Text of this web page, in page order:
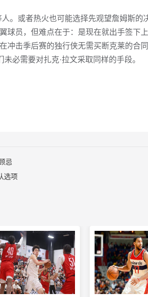
。或者热火也可能选择先观望詹姆斯的
球员，但难点在于：是现在就出手签下
冲击季后赛的独行侠无需买断克莱的合
必需要对扎克·拉文采取同样的手段。
忌
选项